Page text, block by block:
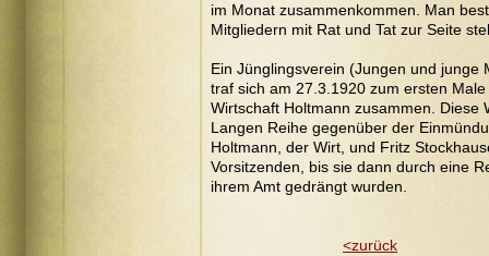
im Monat zusammenkommen. Man
Mitgliedern mit Rat und Tat zur Seite
Ein Jünglingsverein (Jungen und
traf sich am 27.3.1920 zum ersten
Wirtschaft Holtmann zusammen. Diese
Langen Reihe gegenüber der
Holtmann, der Wirt, und Fritz
Vorsitzenden, bis sie dann durch eine
ihrem Amt gedrängt wurden.
<zurück